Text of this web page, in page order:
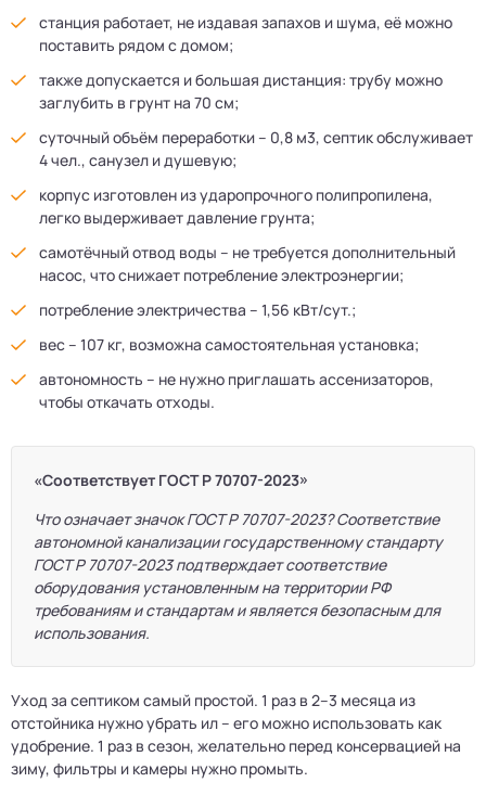
станция работает, не издавая запахов и шума, её можно
поставить рядом с домом;
также допускается и большая дистанция: трубу можно
заглубить в грунт на 70 см;
суточный объём переработки – 0,8 м3, септик обслуживает
4 чел., санузел и душевую;
корпус изготовлен из ударопрочного полипропилена,
легко выдерживает давление грунта;
самотёчный отвод воды – не требуется дополнительный
насос, что снижает потребление электроэнергии;
потребление электричества – 1,56 кВт/сут.;
вес – 107 кг, возможна самостоятельная установка;
автономность – не нужно приглашать ассенизаторов,
чтобы откачать отходы.
«Соответствует ГОСТ Р 70707-2023»
Что означает значок ГОСТ Р 70707-2023? Соответствие
автономной канализации государственному стандарту
ГОСТ Р 70707-2023 подтверждает соответствие
оборудования установленным на территории РФ
требованиям и стандартам и является безопасным для
использования.
Уход за септиком самый простой. 1 раз в 2–3 месяца из
отстойника нужно убрать ил – его можно использовать как
удобрение. 1 раз в сезон, желательно перед консервацией на
зиму, фильтры и камеры нужно промыть.